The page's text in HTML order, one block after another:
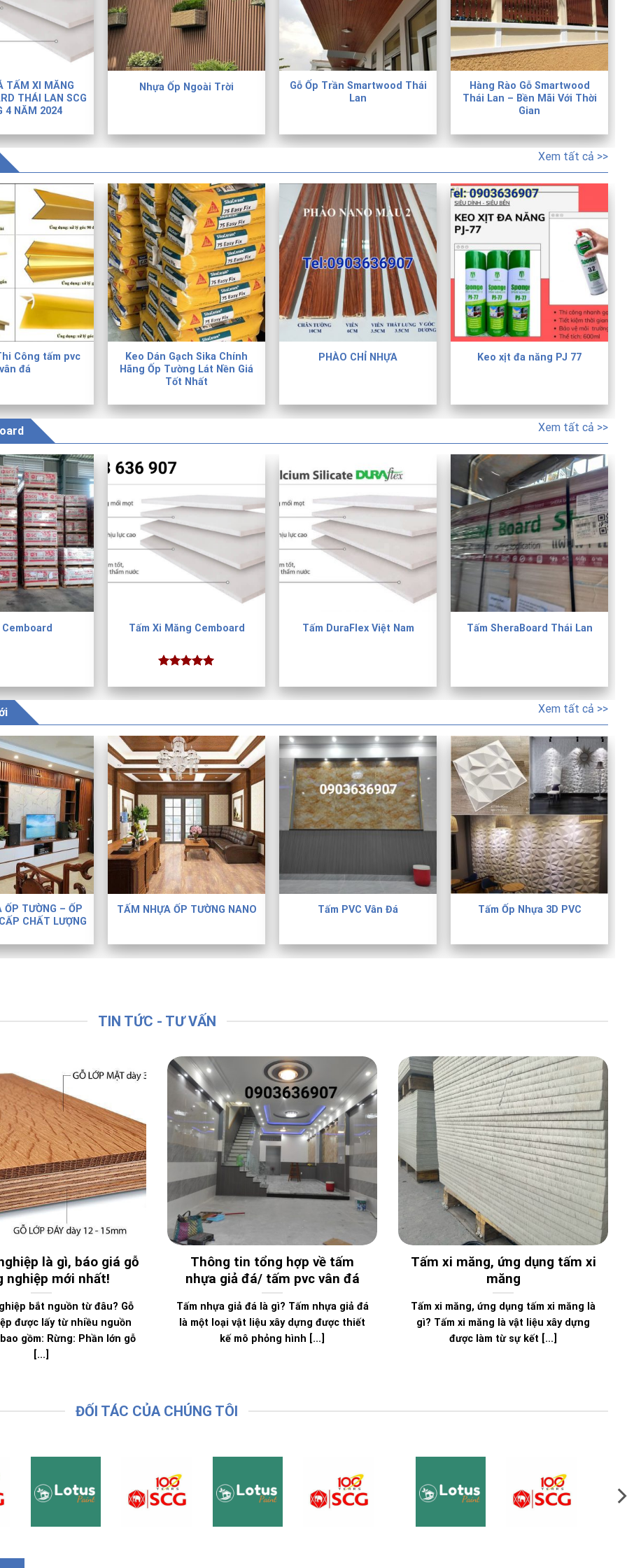
TẤM XI MĂNG
THÁI LAN SCG
4 NĂM 2024
Nhựa Ốp Ngoài Trời
Gỗ Ốp Trần Smartwood Thái
Lan
Hàng Rào Gỗ Smartwood
Thái Lan – Bền Mãi Với Thời
Gian
Xem tất cả >>
Công tấm pvc
vân đá
Keo Dán Gạch Sika Chính
Hãng Ốp Tường Lát Nền Giá
Tốt Nhất
PHÀO CHỈ NHỰA Keo xịt đa năng PJ 77
Xem tất cả >>
Cemboard Tấm Xi Măng Cemboard
hạng5.00
5 sao
Tấm DuraFlex Việt Nam Tấm SheraBoard Thái Lan
Xem tất cả >>
ỐP TƯỜNG – ỐP
CHẤT LƯỢNG
TẤM NHỰA ỐP TƯỜNG NANO Tấm PVC Vân Đá Tấm Ốp Nhựa 3D PVC
TIN TỨC - TƯ VẤN
là gì, báo giá gỗ
nghiệp mới nhất!
bắt nguồn từ đâu? Gỗ
được lấy từ nhiều nguồn
gồm: Rừng: Phần lớn gỗ
[...]
Thông tin tổng hợp về tấm
nhựa giả đá/ tấm pvc vân đá
Tấm nhựa giả đá là gì? Tấm nhựa giả đá
là một loại vật liệu xây dựng được thiết
kế mô phỏng hình [...]
Tấm xi măng, ứng dụng tấm xi
măng
Tấm xi măng, ứng dụng tấm xi măng là
gì? Tấm xi măng là vật liệu xây dựng
được làm từ sự kết [...]
ĐỐI TÁC CỦA CHÚNG TÔI